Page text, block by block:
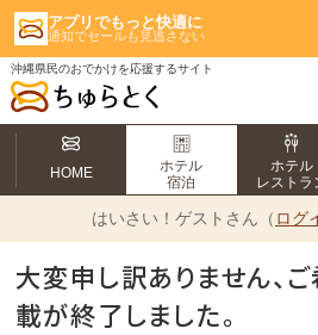
アプリでもっと快適に
通知でセールも見逃さない
沖縄県民のおでかけを応援するサイト
HOME
ホテル
宿泊
ホテル
レストラ
はいさい！ ゲストさん（ ログ
大変申し訳ありません、
載が終了しました。